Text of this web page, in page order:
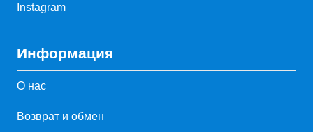
Instagram
Информация
О нас
Возврат и обмен